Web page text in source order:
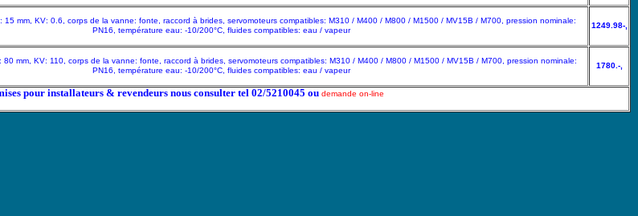
15 mm, KV: 0.6, corps de la vanne: fonte, raccord à brides, servomoteurs compatibles: M310 / M400 / M800 / M1500 / MV15B / M700, pression nominale:
PN16, température eau: -10/200°C, fluides compatibles: eau / vapeur
1249.98-,
mm, KV: 110, corps de la vanne: fonte, raccord à brides, servomoteurs compatibles: M310 / M400 / M800 / M1500 / MV15B / M700, pression nominale:
PN16, température eau: -10/200°C, fluides compatibles: eau / vapeur
1780.-,
pour installateurs & revendeurs nous consulter tel 02/5210045 ou demande on-line